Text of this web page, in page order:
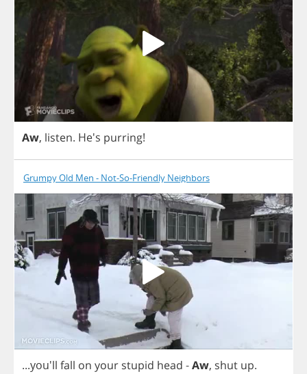
Aw, listen. He's purring!
Grumpy Old Men - Not-So-Friendly Neighbors
...you'll fall on your stupid head -Aw, shut up.